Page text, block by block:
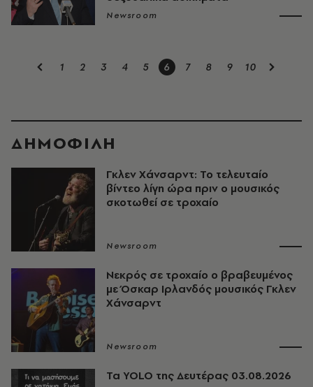
Newsroom
1 2 3 4 5 6 7 8 9 10
ΔΗΜΟΦΙΛΗ
Γκλεν Χάνσαρντ: Το τελευταίο
βίντεο λίγη ώρα πριν ο μουσικός
σκοτωθεί σε τροχαίο
Newsroom
Νεκρός σε τροχαίο ο βραβευμένος
με Όσκαρ Ιρλανδός μουσικός Γκλεν
Χάνσαρντ
Newsroom
Τα YOLO της Δευτέρας 03.08.2026